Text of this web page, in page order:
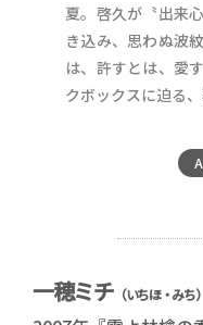
夏。啓久が〝出来
き込み、思わぬ波
は、許すとは、愛
クボックスに迫る
一穂ミチ（いちほ・みち）